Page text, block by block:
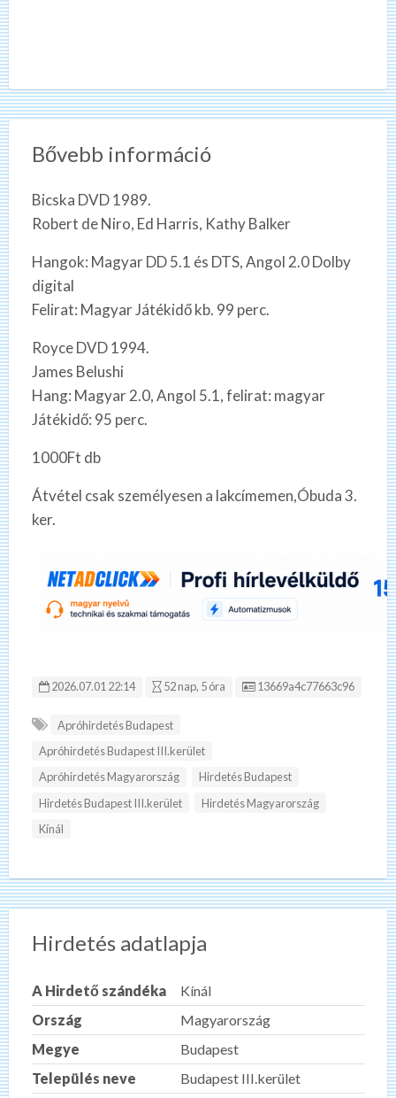
Bővebb információ
Bicska DVD 1989.
Robert de Niro, Ed Harris, Kathy Balker
Hangok: Magyar DD 5.1 és DTS, Angol 2.0 Dolby
digital
Felirat: Magyar Játékidő kb. 99 perc.
Royce DVD 1994.
James Belushi
Hang: Magyar 2.0, Angol 5.1, felirat: magyar
Játékidő: 95 perc.
1000Ft db
Átvétel csak személyesen a lakcímemen,Óbuda 3.
ker.
2026.07.01 22:14 52 nap, 5 óra Hirdetés ID:
13669a4c77663c96
Apróhirdetés Budapest
Apróhirdetés Budapest III.kerület
Apróhirdetés Magyarország
Hirdetés Budapest
Hirdetés Budapest III.kerület
Hirdetés Magyarország
Kínál
Hirdetés adatlapja
A Hirdető szándéka
Kínál
Ország
Magyarország
Megye
Budapest
Település neve
Budapest III.kerület